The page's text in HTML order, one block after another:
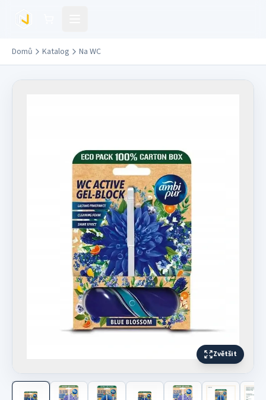
Přejít na hlavní obsah
Domů Katalog Na WC
Zvětšit
Další fotografie